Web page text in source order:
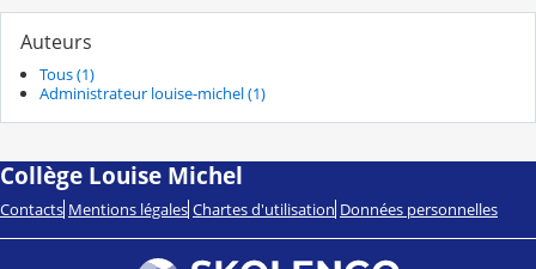
Auteurs
Tous (1)
Administrateur louise-michel (1)
Collège Louise Michel
Contacts Mentions légales Chartes d'utilisation Données personnelles